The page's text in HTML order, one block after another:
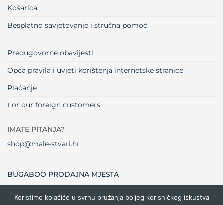
Košarica
Besplatno savjetovanje i stručna pomoć
Predugovorne obavijesti
Opća pravila i uvjeti korištenja internetske stranice
Plaćanje
For our foreign customers
IMATE PITANJA?
shop@male-stvari.hr
BUGABOO PRODAJNA MJESTA
Koristimo kolačiće u svrhu pružanja boljeg korisničkog iskustva